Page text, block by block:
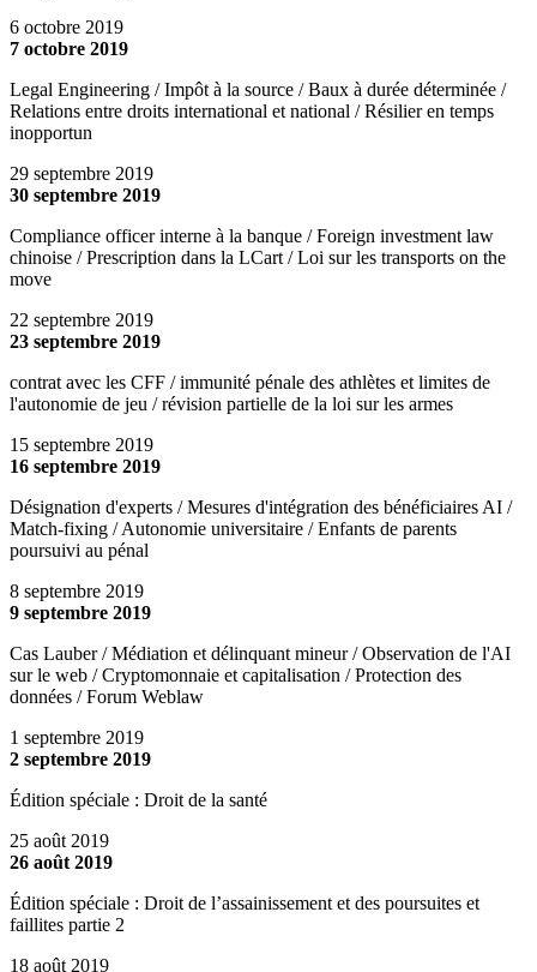
6 octobre 2019
7 octobre 2019
Legal Engineering / Impôt à la source / Baux à durée déterminée /
Relations entre droits international et national / Résilier en temps
inopportun
29 septembre 2019
30 septembre 2019
Compliance officer interne à la banque / Foreign investment law
chinoise / Prescription dans la LCart / Loi sur les transports on the
move
22 septembre 2019
23 septembre 2019
contrat avec les CFF / immunité pénale des athlètes et limites de
l'autonomie de jeu / révision partielle de la loi sur les armes
15 septembre 2019
16 septembre 2019
Désignation d'experts / Mesures d'intégration des bénéficiaires AI /
Match-fixing / Autonomie universitaire / Enfants de parents
poursuivi au pénal
8 septembre 2019
9 septembre 2019
Cas Lauber / Médiation et délinquant mineur / Observation de l'AI
sur le web / Cryptomonnaie et capitalisation / Protection des
données / Forum Weblaw
1 septembre 2019
2 septembre 2019
Édition spéciale : Droit de la santé
25 août 2019
26 août 2019
Édition spéciale : Droit de l’assainissement et des poursuites et
faillites partie 2
18 août 2019